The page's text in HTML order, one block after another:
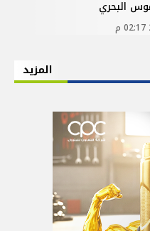
البحري
المزيد